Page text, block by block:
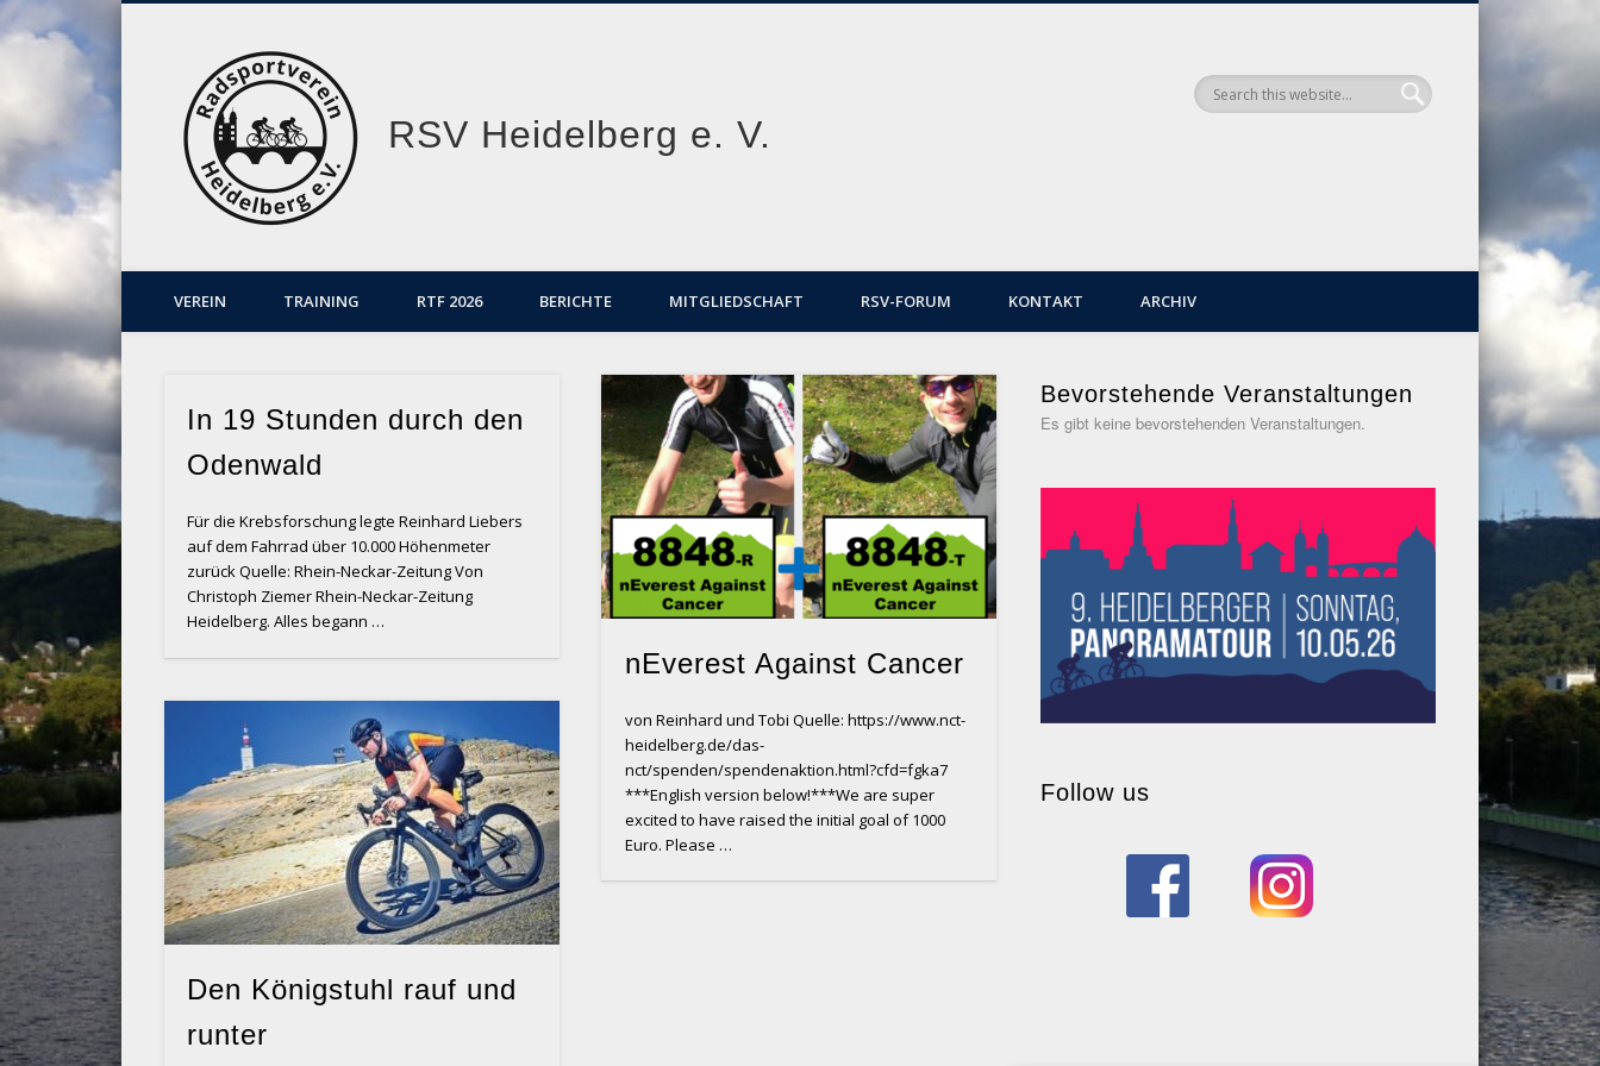
RSV Heidelberg e. V.
VEREIN TRAINING RTF 2026 BERICHTE MITGLIEDSCHAFT RSV-FORUM KONTAKT ARCHIV
In 19 Stunden durch den
Odenwald
Für die Krebsforschung legte Reinhard Liebers
auf dem Fahrrad über 10.000 Höhenmeter
zurück Quelle: Rhein-Neckar-Zeitung Von
Christoph Ziemer Rhein-Neckar-Zeitung
Heidelberg. Alles begann …
nEverest Against Cancer
von Reinhard und Tobi Quelle: https://www.nct-
heidelberg.de/das-
nct/spenden/spendenaktion.html?cfd=fgka7
***English version below!***We are super
excited to have raised the initial goal of 1000
Euro. Please …
Den Königstuhl rauf und
runter
Bevorstehende Veranstaltungen
Es gibt keine bevorstehenden Veranstaltungen.
Follow us